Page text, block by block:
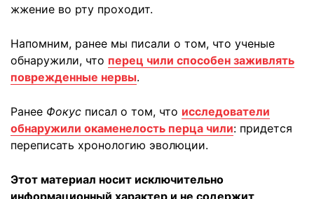
жжение во рту проходит.
Напомним, ранее мы писали о том, что ученые
обнаружили, что перец чили способен заживлять
поврежденные нервы.
Ранее Фокус писал о том, что исследователи
обнаружили окаменелость перца чили: придется
переписать хронологию эволюции.
Этот материал носит исключительно
информационный характер и не содержит